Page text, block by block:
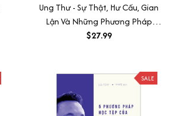
Ung Thư - Sự Thật, Hư Cấu, Gian
Lận Và Những Phương Pháp
Chữa Bệnh Không Độc Hại (Tái
$27.99
SALE